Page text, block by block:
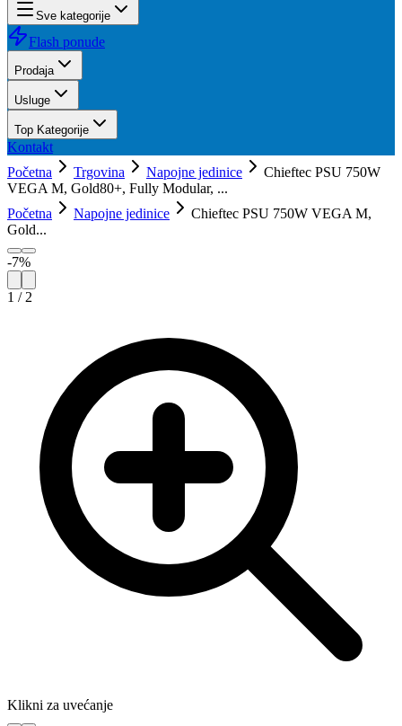
Sve kategorije
Flash ponude
Prodaja
Usluge
Top Kategorije
Kontakt
Početna
Trgovina Napojne jedinice
Chieftec PSU 750W
VEGA M, Gold80+, Fully Modular, ...
Početna
Napojne jedinice
Chieftec PSU 750W VEGA M,
Gold...
-7%
1 / 2
Klikni za uvećanje